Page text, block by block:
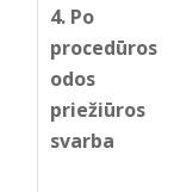
4. Po
procedūros
odos
priežiūros
svarba